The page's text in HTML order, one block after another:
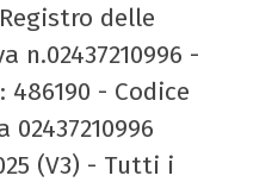
delle
n.02437210996 -
486190 - Codice
02437210996
(V3) - Tutti i